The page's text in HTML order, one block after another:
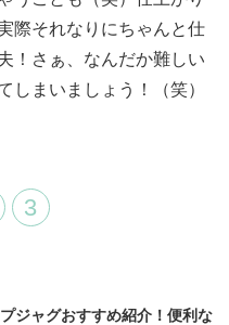
際それなりにちゃんと仕
！ さぁ、なんだか難しい
しまいましょう！（笑）
3
ジャグおすすめ紹介！便利な